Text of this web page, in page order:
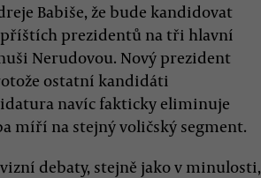
Babiše, že bude kandidovat
prezidentů na tři hlavní
Nerudovou. Nový prezident
ostatní kandidáti
navíc fakticky eliminuje
míří na stejný voličský segment.
debaty, stejně jako v minulosti,